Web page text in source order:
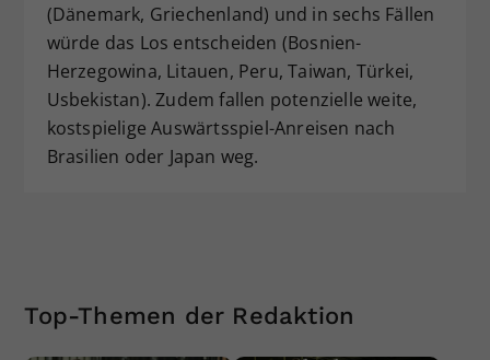
(Dänemark, Griechenland) und in sechs Fällen
würde das Los entscheiden (Bosnien-
Herzegowina, Litauen, Peru, Taiwan, Türkei,
Usbekistan). Zudem fallen potenzielle weite,
kostspielige Auswärtsspiel-Anreisen nach
Brasilien oder Japan weg.
Top-Themen der Redaktion